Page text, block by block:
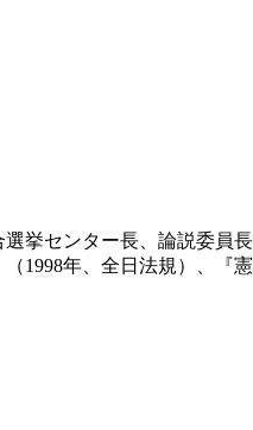
センター長、論説委員
1998年、全日法規）、『